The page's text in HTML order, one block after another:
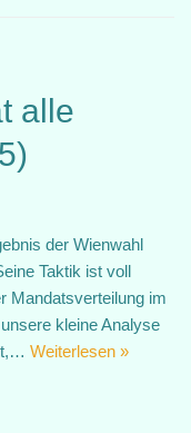
alle
der Wienwahl
Taktik ist voll
Mandatsverteilung im
kleine Analyse
Weiterlesen »